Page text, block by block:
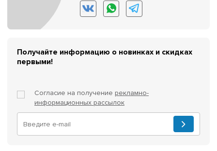
Получайте информацию о новинках и скидках
первыми!
Согласие на получение рекламно-
информационных рассылок